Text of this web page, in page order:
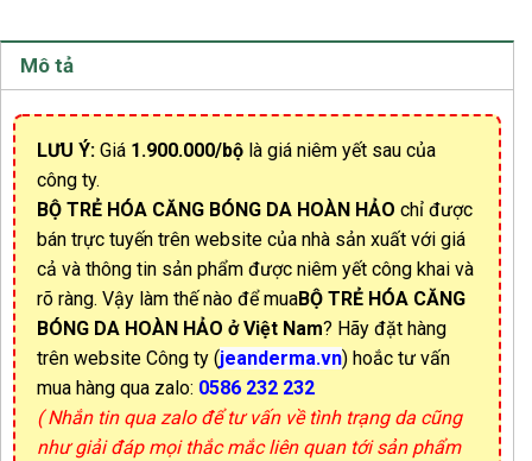
Mô tả
LƯU Ý: Giá 1.900.000/bộ là giá niêm yết sau của
công ty.
BỘ TRẺ HÓA CĂNG BÓNG DA HOÀN HẢO chỉ được
bán trực tuyến trên website của nhà sản xuất với giá
cả và thông tin sản phẩm được niêm yết công khai và
rõ ràng. Vậy làm thế nào để muaBỘ TRẺ HÓA CĂNG
BÓNG DA HOÀN HẢO ở Việt Nam? Hãy đặt hàng
trên website Công ty (jeanderma.vn) hoắc tư vấn
mua hàng qua zalo: 0586 232 232
( Nhắn tin qua zalo để tư vấn về tình trạng da cũng
như giải đáp mọi thắc mắc liên quan tới sản phẩm